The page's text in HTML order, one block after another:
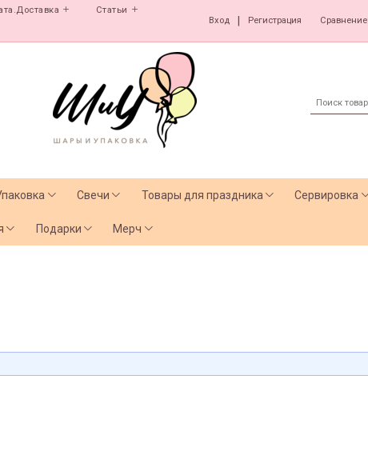
Статьи
Вход Регистрация Сравнение
Свечи Товары для праздника Сервировка
Подарки Мерч